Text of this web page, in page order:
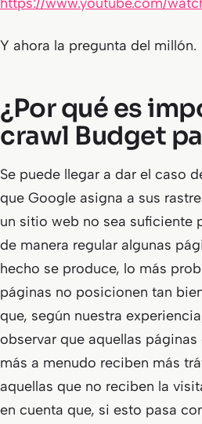
Y ahora la pregunta del millón.
¿Por qué es
crawl Budget
Se puede llegar a dar el caso
que Google asigna a sus
un sitio web no sea suficiente
de manera regular algunas
hecho se produce, lo más
páginas no posicionen tan
que, según nuestra
observar que aquellas
más a menudo reciben más
aquellas que no reciben la
en cuenta que, si esto pasa